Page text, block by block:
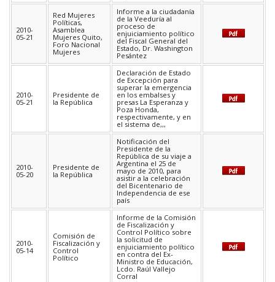
2010-
05-21
Red Mujeres
Políticas,
Asamblea
Mujeres Quito,
Foro Nacional
Mujeres
Informe a la ciudadanía
de la Veeduría al
proceso de
enjuiciamiento político
del Fiscal General del
Estado, Dr. Washington
Pesántez
2010-
05-21
Presidente de
la República
Declaración de Estado
de Excepción para
superar la emergencia
en los embalses y
presas La Esperanza y
Poza Honda,
respectivamente, y en
el sistema de,,,
2010-
05-20
Presidente de
la República
Notificación del
Presidente de la
República de su viaje a
Argentina el 25 de
mayo de 2010, para
asistir a la celebración
del Bicentenario de
Independencia de ese
país
2010-
05-14
Comisión de
Fiscalización y
Control
Político
Informe de la Comisión
de Fiscalización y
Control Político sobre
la solicitud de
enjuiciamiento político
en contra del Ex-
Ministro de Educación,
Lcdo. Raúl Vallejo
Corral